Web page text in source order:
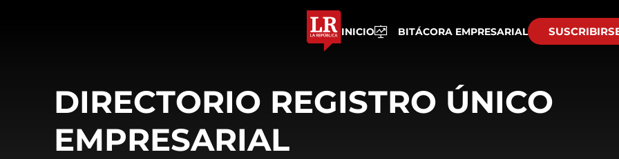
INICIO BITÁCORA EMPRESARIAL
DIRECTORIO REGISTRO ÚNICO
EMPRESARIAL